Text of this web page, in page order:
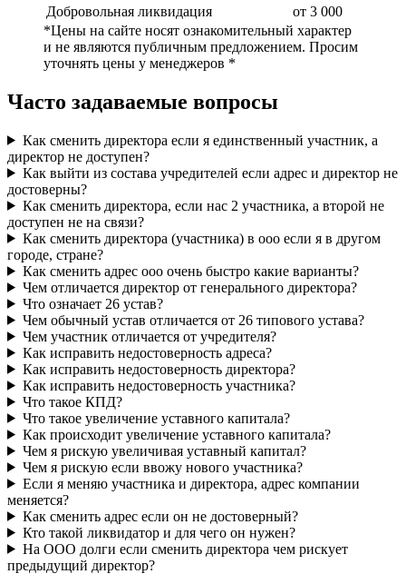
Добровольная ликвидация
от 3 000
*Цены на сайте носят ознакомительный характер
и не являются публичным предложением. Просим
уточнять цены у менеджеров *
Часто задаваемые вопросы
Как сменить директора если я единственный участник, а
директор не доступен?
Как выйти из состава учредителей если адрес и директор не
достоверны?
Как сменить директора, если нас 2 участника, а второй не
доступен не на связи?
Как сменить директора (участника) в ооо если я в другом
городе, стране?
Как сменить адрес ооо очень быстро какие варианты?
Чем отличается директор от генерального директора?
Что означает 26 устав?
Чем обычный устав отличается от 26 типового устава?
Чем участник отличается от учредителя?
Как исправить недостоверность адреса?
Как исправить недостоверность директора?
Как исправить недостоверность участника?
Что такое КПД?
Что такое увеличение уставного капитала?
Как происходит увеличение уставного капитала?
Чем я рискую увеличивая уставный капитал?
Чем я рискую если ввожу нового участника?
Если я меняю участника и директора, адрес компании
меняется?
Как сменить адрес если он не достоверный?
Кто такой ликвидатор и для чего он нужен?
На ООО долги если сменить директора чем рискует
предыдущий директор?